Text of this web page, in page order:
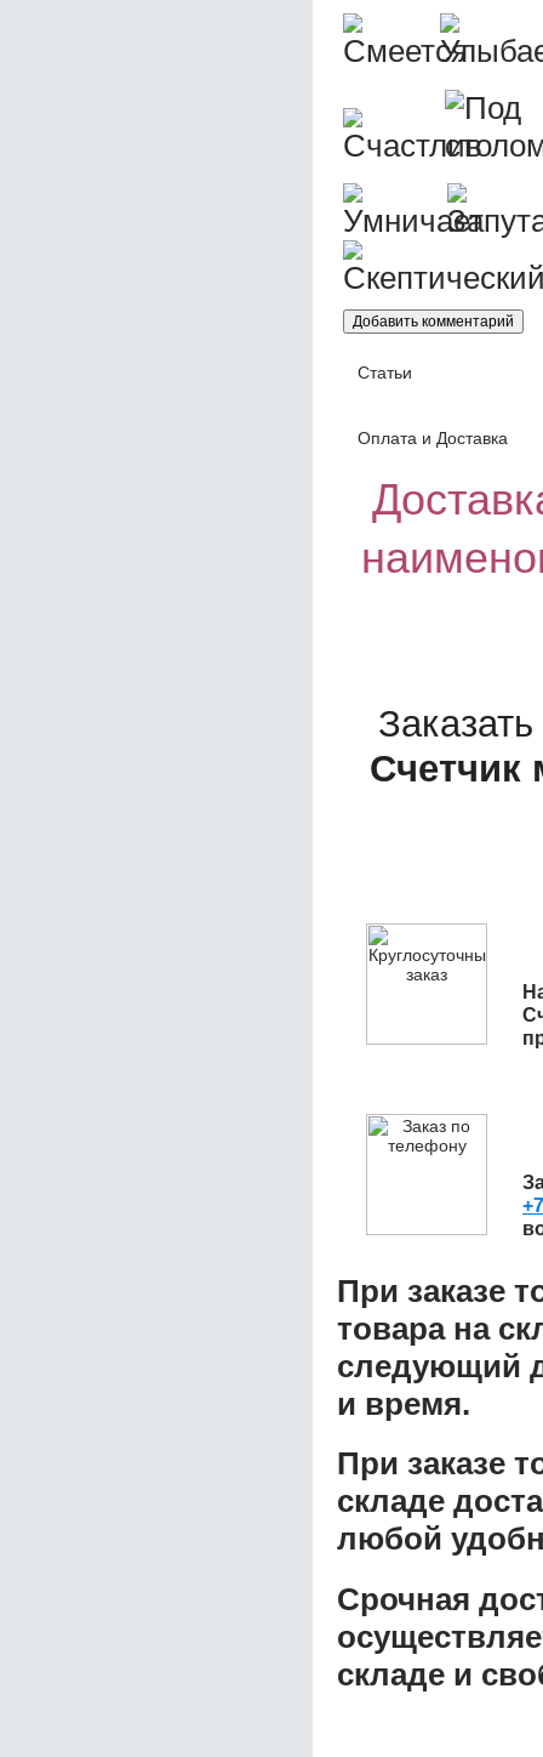
Статьи
Оплата и Доставка
Счетчик
При заказе
товара на
следующий
и время.
При заказе
складе
любой
Срочная
складе и